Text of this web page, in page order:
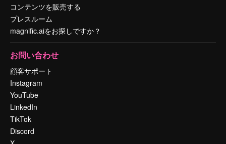
コンテンツを販売する
プレスルーム
magnific.aiをお探しですか？
お問い合わせ
顧客サポート
Instagram
YouTube
LinkedIn
TikTok
Discord